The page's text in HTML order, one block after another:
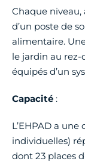
Chaque niveau,
d’un poste de
alimentaire.
le jardin au rez-
équipés d’un
Capacité :
L’EHPAD a
individuelles)
dont 23 places